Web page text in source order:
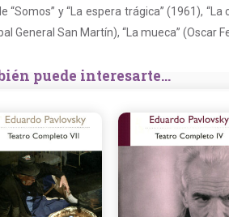
“Somos” y “La espera trágica” (1961),
General San Martín), “La mueca” (Oscar
puede interesarte...